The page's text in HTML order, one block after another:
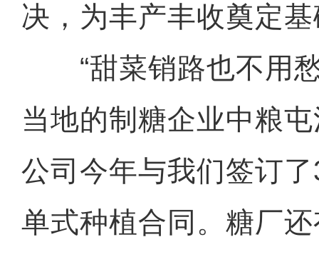
决，为丰产丰收奠定
“甜菜销路也不用愁
当地的制糖企业中粮
公司今年与我们签订
单式种植合同。糖厂